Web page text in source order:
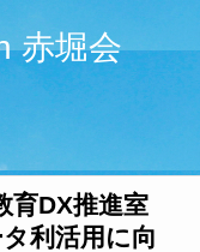
赤堀会
育DX推進室
利活用に向